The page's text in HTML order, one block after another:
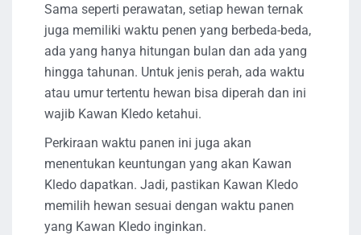
Sama seperti perawatan, setiap hewan ternak
juga memiliki waktu penen yang berbeda-beda,
ada yang hanya hitungan bulan dan ada yang
hingga tahunan. Untuk jenis perah, ada waktu
atau umur tertentu hewan bisa diperah dan ini
wajib Kawan Kledo ketahui.
Perkiraan waktu panen ini juga akan
menentukan keuntungan yang akan Kawan
Kledo dapatkan. Jadi, pastikan Kawan Kledo
memilih hewan sesuai dengan waktu panen
yang Kawan Kledo inginkan.